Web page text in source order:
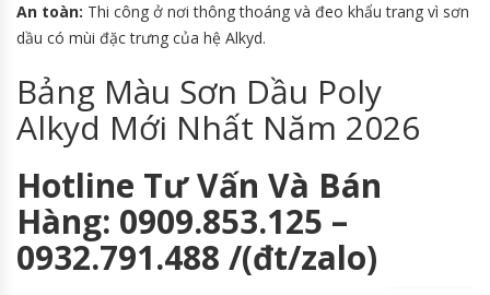
An toàn: Thi công ở nơi thông thoáng và đeo khẩu trang vì sơn
dầu có mùi đặc trưng của hệ Alkyd.
Bảng Màu Sơn Dầu Poly
Alkyd Mới Nhất Năm 2026
Hotline Tư Vấn Và Bán
Hàng: 0909.853.125 –
0932.791.488 /(đt/zalo)